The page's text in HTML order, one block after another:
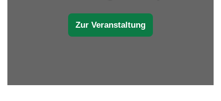
Zur Veranstaltung